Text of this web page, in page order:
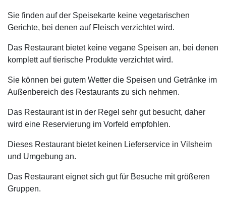
Sie finden auf der Speisekarte keine vegetarischen
Gerichte, bei denen auf Fleisch verzichtet wird.
Das Restaurant bietet keine vegane Speisen an, bei denen
komplett auf tierische Produkte verzichtet wird.
Sie können bei gutem Wetter die Speisen und Getränke im
Außenbereich des Restaurants zu sich nehmen.
Das Restaurant ist in der Regel sehr gut besucht, daher
wird eine Reservierung im Vorfeld empfohlen.
Dieses Restaurant bietet keinen Lieferservice in Vilsheim
und Umgebung an.
Das Restaurant eignet sich gut für Besuche mit größeren
Gruppen.